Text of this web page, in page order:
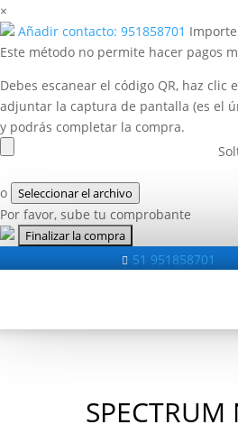
×
Añadir contacto: 951858701
Este método no permite hacer pagos
Debes escanear el código QR, haz clic
adjuntar la captura de pantalla (es el
y podrás completar la compra.
o Seleccionar el archivo
Por favor, sube tu comprobante
 51 951858701
SPECTRUM